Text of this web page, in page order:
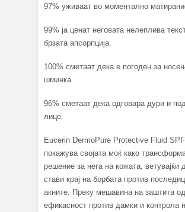
97% уживаат во моментално
99% ја ценат неговата нелеплива
брзата апсорпција.
100% сметаат дека е погоден за
шминка.
96% сметаат дека одговара дури и
лице.
Eucerin DermoPure Protective Fluid SPF
покажува својата моќ како
решение за нега на кожата, ветувајќи
стави крај на борбата против
акните. Преку мешавина на заштита
ефикасност против дамки и контрола